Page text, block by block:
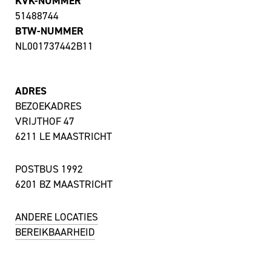
51488744
BTW-NUMMER
NL001737442B11
ADRES
BEZOEKADRES
VRIJTHOF 47
6211 LE MAASTRICHT
POSTBUS 1992
6201 BZ MAASTRICHT
ANDERE LOCATIES
BEREIKBAARHEID